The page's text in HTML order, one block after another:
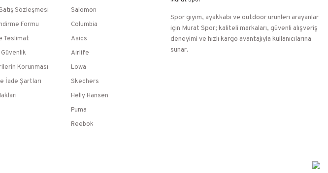
Sözleşmesi
Formu
Teslimat
Korunması
İade Şartları
Salomon
Columbia
Asics
Airlife
Lowa
Skechers
Helly Hansen
Puma
Reebok
Spor giyim, ayakkabı ve outdoor ürünleri arayanlar
için Murat Spor; kaliteli markaları, güvenli alışveriş
deneyimi ve hızlı kargo avantajıyla kullanıcılarına
sunar.